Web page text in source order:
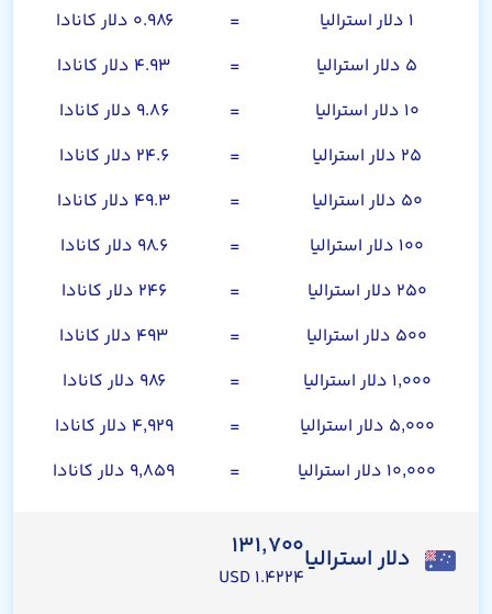
۱ دلار استرالیا =
۰.۹۸۶ دلار کانادا
۵ دلار استرالیا
=
۴.۹۳ دلار کانادا
۱۰ دلار استرالیا
=
۹.۸۶ دلار کانادا
۲۵ دلار استرالیا
=
۲۴.۶ دلار کانادا
۵۰ دلار استرالیا
=
۴۹.۳ دلار کانادا
۱۰۰ دلار استرالیا
=
۹۸.۶ دلار کانادا
۲۵۰ دلار استرالیا
=
۲۴۶ دلار کانادا
۵۰۰ دلار استرالیا
=
۴۹۳ دلار کانادا
۱,۰۰۰ دلار استرالیا
=
۹۸۶ دلار کانادا
۵,۰۰۰ دلار استرالیا
=
۴,۹۲۹ دلار کانادا
۱۰,۰۰۰ دلار استرالیا
= ۹,۸۵۹ دلار کانادا
دلار استرالیا۱۳۱,۷۰۰
۱.۴۲۲۴ USD